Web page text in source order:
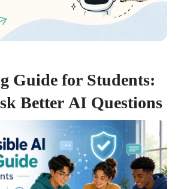
Guide for Students:
Better AI Questions